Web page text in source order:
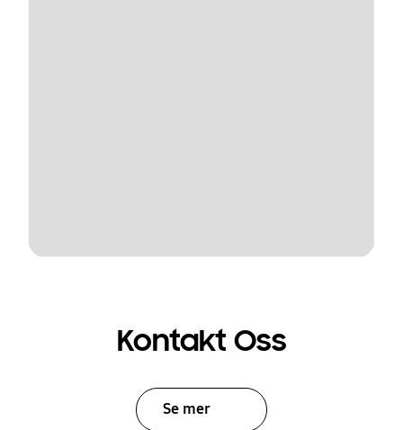
Kontakt Oss
Se mer